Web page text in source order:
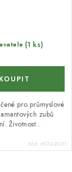
(1 ks)
pro průmyslové
zubů
Životnost...
Kód: M174-20231